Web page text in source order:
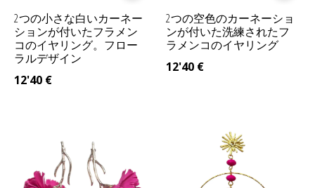
2つの小さな白いカーネー
ションが付いたフラメン
コのイヤリング。フロー
ラルデザイン
12'40 €
2つの空色のカーネーショ
ンが付いた洗練されたフ
ラメンコのイヤリング
12'40 €